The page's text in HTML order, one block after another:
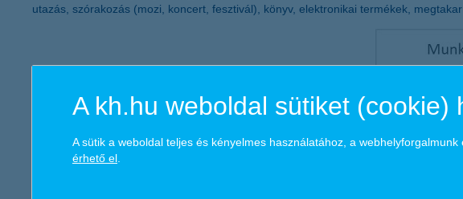
utazás, szórakozás (mozi, koncert, fesztivál), könyv, elektronikai termékek,
A kh.hu weboldal sütiket (cookie)
A sütik a weboldal teljes és kényelmes használatához, a
érhető el